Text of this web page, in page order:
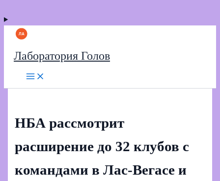
Лаборатория Голов
НБА рассмотрит
расширение до 32 клубов с
командами в Лас‑Вегасе и